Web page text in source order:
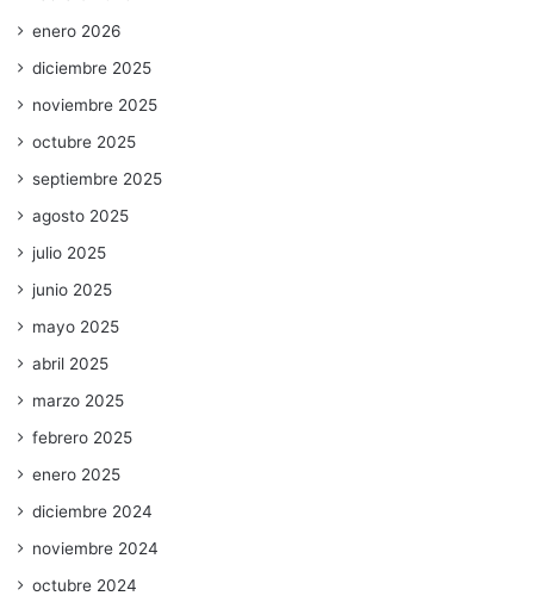
enero 2026
diciembre 2025
noviembre 2025
octubre 2025
septiembre 2025
agosto 2025
julio 2025
junio 2025
mayo 2025
abril 2025
marzo 2025
febrero 2025
enero 2025
diciembre 2024
noviembre 2024
octubre 2024